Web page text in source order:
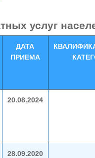
услуг
ДАТА
ПРИЕМА
20.08.2024
28.09.2020